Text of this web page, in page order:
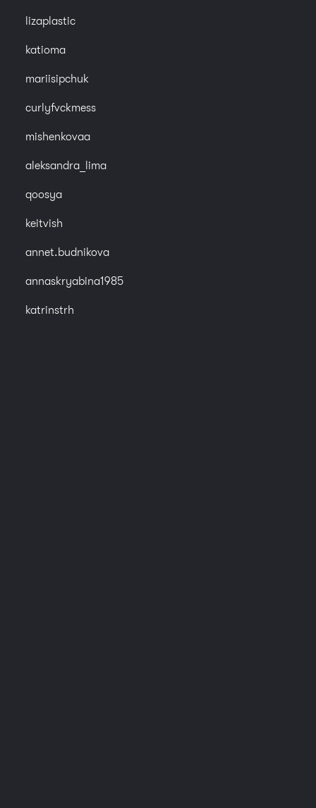
lizaplastic
katioma
mariisipchuk
curlyfvckmess
mishenkovaa
aleksandra_lima
qoosya
keitvish
annet.budnikova
annaskryabina1985
katrinstrh